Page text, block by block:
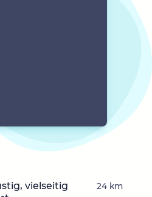
vielseitig
24 km